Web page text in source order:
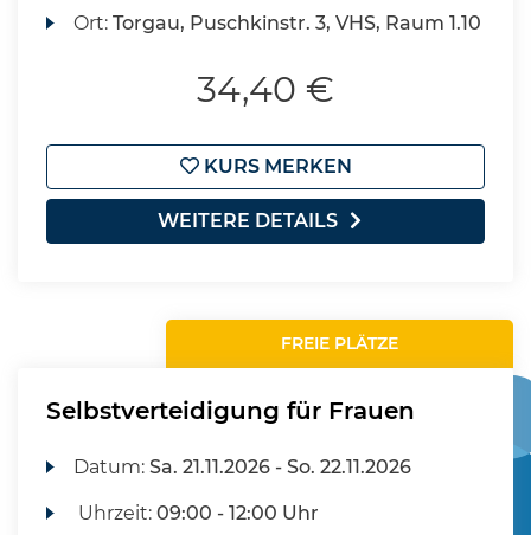
Ort:Torgau, Puschkinstr. 3, VHS, Raum 1.10
34,40 €
KURS MERKEN
WEITERE DETAILS
FREIE PLÄTZE
Selbstverteidigung für Frauen
Datum:Sa. 21.11.2026 -So. 22.11.2026
Uhrzeit:09:00 - 12:00 Uhr